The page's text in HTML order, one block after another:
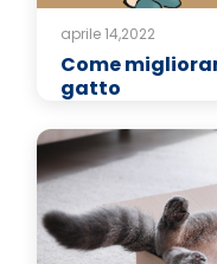
aprile 14,2022
Come
gatto